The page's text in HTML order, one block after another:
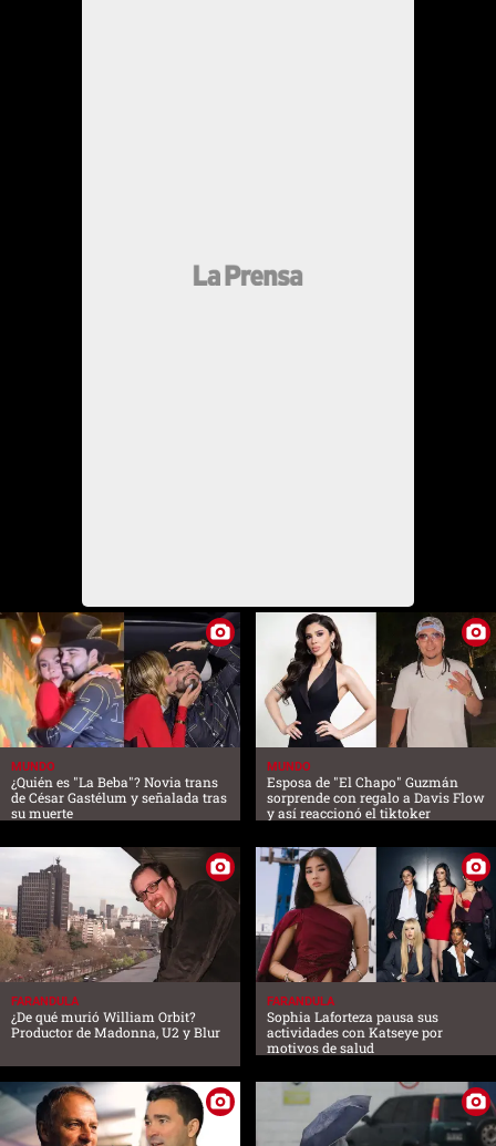
MUNDO
¿Quién es "La Beba"? Novia trans
de César Gastélum y señalada tras
su muerte
MUNDO
Esposa de "El Chapo" Guzmán
sorprende con regalo a Davis Flow
y así reaccionó el tiktoker
FARANDULA
¿De qué murió William Orbit?
Productor de Madonna, U2 y Blur
FARANDULA
Sophia Laforteza pausa sus
actividades con Katseye por
motivos de salud